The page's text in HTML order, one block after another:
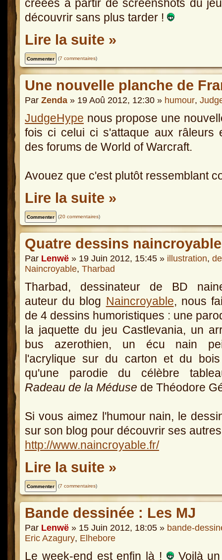
créées à partir de screenshots du
découvrir sans plus tarder !
Lire la suite »
(7 commentaires)
Une nouvelle planche de
Par Zenda » 19 Aoû 2012, 12:30 » humour,
JudgeHype nous propose une
fois ci celui ci s'attaque aux râleurs
des forums de World of Warcraft.
Avouez que c'est plutôt ressemblant
Lire la suite »
(20 commentaires)
Quatre dessins
Par Lenwë » 19 Juin 2012, 15:45 » illustration,
Naincroyable, Tharbad
Tharbad, dessinateur de BD
auteur du blog Naincroyable, nous
de 4 dessins humoristiques : une
la jaquette du jeu Castlevania, un
bus azerothien, un écu nain
l'acrylique sur du carton et du
qu'une parodie du célèbre
Radeau de la Méduse de Théodore
Si vous aimez l'humour nain, le
sur son blog pour découvrir ses
http://www.naincroyable.fr/
Lire la suite »
(7 commentaires)
Bande dessinée : Les MJ
Par Lenwë » 15 Juin 2012, 18:05 » bande-
Eric Azagury, Elhebore
Le week-end est enfin là !
Voilà un